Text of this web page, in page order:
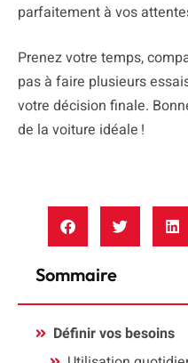
parfaitement à vos
Prenez votre temps,
pas à faire plusieurs
votre décision finale.
de la voiture idéale !
Sommaire
Définir vos besoins